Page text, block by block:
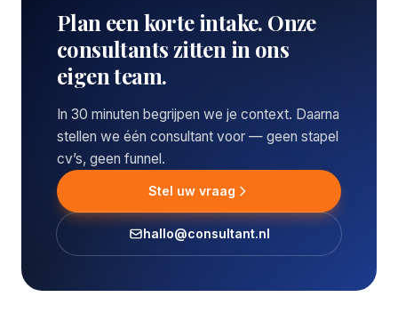
Plan een korte intake. Onze
consultants zitten in ons
eigen team.
In 30 minuten begrijpen we je context. Daarna
stellen we één consultant voor — geen stapel
cv’s, geen funnel.
Stel uw vraag
hallo@consultant.nl